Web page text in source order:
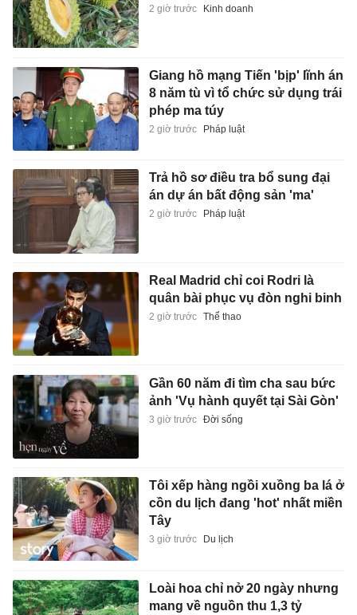
2 giờ trước Kinh doanh
Giang hồ mạng Tiến 'bịp' lĩnh án
8 năm tù vì tổ chức sử dụng trái
phép ma túy
2 giờ trước Pháp luật
Trả hồ sơ điều tra bổ sung đại
án dự án bất động sản 'ma'
2 giờ trước Pháp luật
Real Madrid chỉ coi Rodri là
quân bài phục vụ đòn nghi binh
2 giờ trước Thể thao
Gần 60 năm đi tìm cha sau bức
ảnh 'Vụ hành quyết tại Sài Gòn'
3 giờ trước Đời sống
Tôi xếp hàng ngồi xuồng ba lá ở
cồn du lịch đang 'hot' nhất miền
Tây
3 giờ trước Du lịch
Loài hoa chỉ nở 20 ngày nhưng
mang về nguồn thu 1,3 tỷ